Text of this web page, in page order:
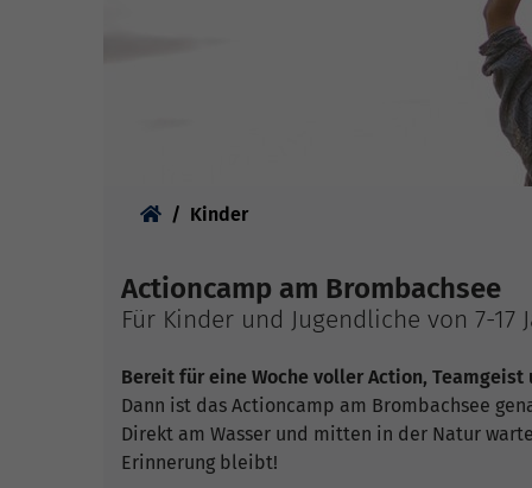
Kinder
Actioncamp am Brombachsee
Für Kinder und Jugendliche von 7-17
Bereit für eine Woche voller Action, Teamgeist
Dann ist das Actioncamp am Brombachsee
Direkt am Wasser und mitten in der Natur
Erinnerung bleibt!